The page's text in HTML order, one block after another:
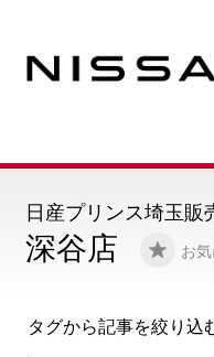
深谷店 お
日産プリンス埼玉販
タグから記事を絞り込